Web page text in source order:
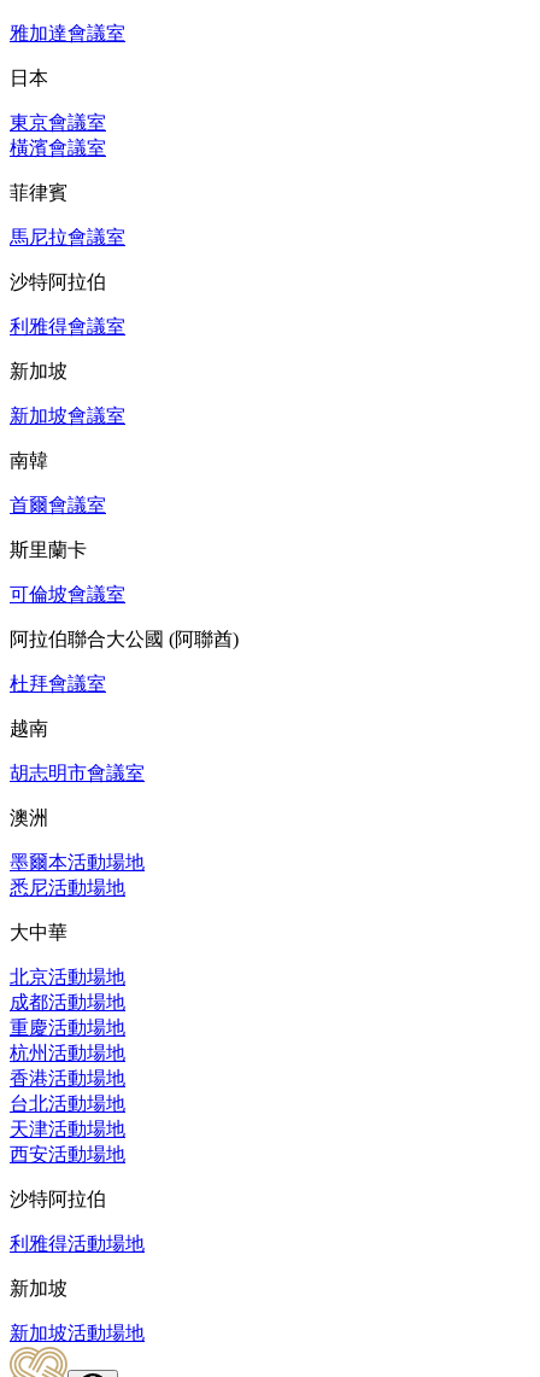
雅加達會議室
日本
東京會議室
橫濱會議室
菲律賓
馬尼拉會議室
沙特阿拉伯
利雅得會議室
新加坡
新加坡會議室
南韓
首爾會議室
斯里蘭卡
可倫坡會議室
阿拉伯聯合大公國 (阿聯酋)
杜拜會議室
越南
胡志明市會議室
澳洲
墨爾本活動場地
悉尼活動場地
大中華
北京活動場地
成都活動場地
重慶活動場地
杭州活動場地
香港活動場地
台北活動場地
天津活動場地
西安活動場地
沙特阿拉伯
利雅得活動場地
新加坡
新加坡活動場地